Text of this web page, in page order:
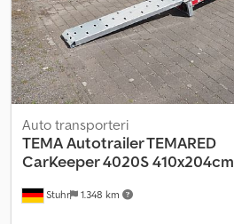
drveno dno, bočne stranice, kutiju za
automobila, vezne kaiševe, potporne
takođe nudimo.
Stuhr 1.348 km
Auto transporteri
TEMAAutotrailer TEMARED
CarKeeper 4020S